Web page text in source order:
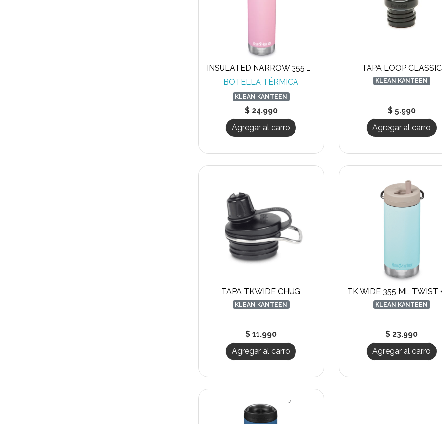
INSULATED NARROW 355 ML LOOP CAP
BOTELLA TÉRMICA
KLEAN KANTEEN
$ 24.990
Agregar al carro
TAPA LOOP CLASSIC
KLEAN KANTEEN
$ 5.990
Agregar al carro
TAPA TKWIDE CHUG
KLEAN KANTEEN
$ 11.990
Agregar al carro
KLEAN KANTEEN
$ 23.990
Agregar al carro